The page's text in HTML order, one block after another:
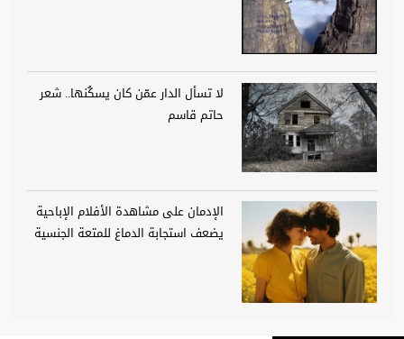
لا تسأل الدار عمّن كان يسكُنها.. شعر
حاتم قاسم
الإدمان على مشاهدة الأفلام الإباحية
يضعف استجابة الدماغ للمتعة الجنسية